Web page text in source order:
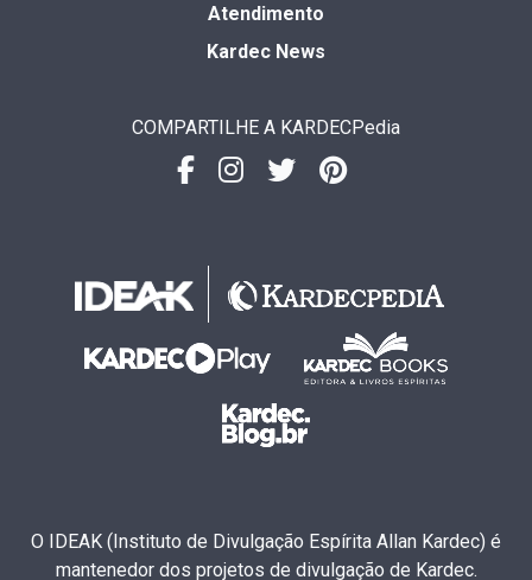
Atendimento
Kardec News
COMPARTILHE A KARDECPedia
O IDEAK (Instituto de Divulgação Espírita Allan Kardec) é
mantenedor dos projetos de divulgação de Kardec.